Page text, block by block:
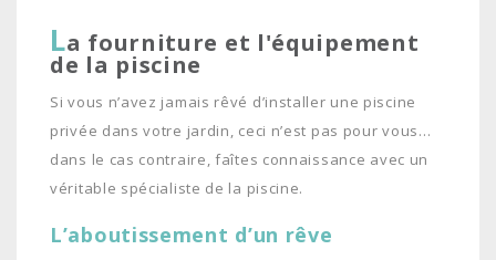
La fourniture et l'équipement
de la piscine
Si vous n’avez jamais rêvé d’installer une piscine
privée dans votre jardin, ceci n’est pas pour vous…
dans le cas contraire, faîtes connaissance avec un
véritable spécialiste de la piscine.
L’aboutissement d’un rêve